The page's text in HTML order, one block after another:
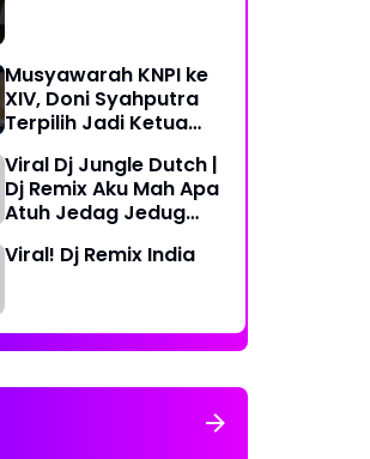
Musyawarah KNPI ke
XIV, Doni Syahputra
Terpilih Jadi Ketua
Periode 2023-2026
Viral Dj Jungle Dutch |
Dj Remix Aku Mah Apa
Atuh Jedag Jedug
Viral! Dj Remix India